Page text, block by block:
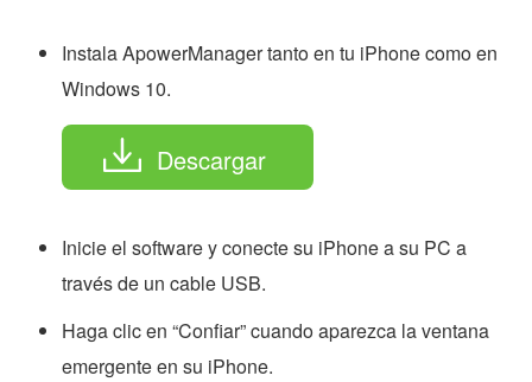
Instala ApowerManager tanto en tu iPhone como en
Windows 10.
Descargar
Inicie el software y conecte su iPhone a su PC a
través de un cable USB.
Haga clic en “Confiar” cuando aparezca la ventana
emergente en su iPhone.